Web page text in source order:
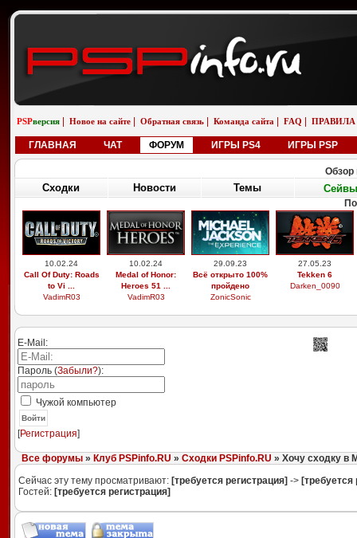
PSPверсия Новое на сайте Обратная связь Команда сайта FAQ ПРАВИЛА
ГЛАВНАЯ ЧАТ ФОРУМ ИГРЫ PS4 ИГРЫ PSP
Обзор
Сходки Новости Темы Сейвы
10.02.24
Call Of Duty: Roads
to Vi ...
VadimR03
10.02.24
Medal of Honor:
Heroes 51 ...
VadimR03
29.09.23
Всё открыто 100%
пройдено
ZonicSonic
27.05.23
Tekken 6
Darken_0090
E-Mail:
Пароль (Забыли?):
Чужой компьютер
Войти
[Регистрация]
Все форумы» Клуб PSPinfo.RU » Сходки PSPinfo.RU » Хочу сходку в
Сейчас эту тему просматривают: [требуется регистрация] -> [требуется
Гостей: [требуется регистрация]